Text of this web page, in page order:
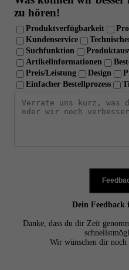
zu hören!
Produktverfügbarkeit
Kundenservice
Suchfunktion
Artikelinformationen
Preis/Leistung
Design
Einfacher Bestellprozess
Dein Feedback
Danke, dass du dir Zeit
Wir wünschen dir